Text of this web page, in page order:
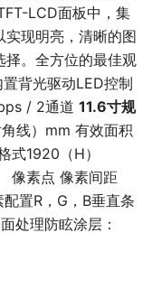
LCD面板中，集
实现明亮，清晰的图
择。全方位的最佳观
背光驱动LED控制
/ 2通道 11.6寸规
角线）mm 有效面积
式1920（H）
像素点 像素间距
置R，G，B垂直条
处理防眩涂层：